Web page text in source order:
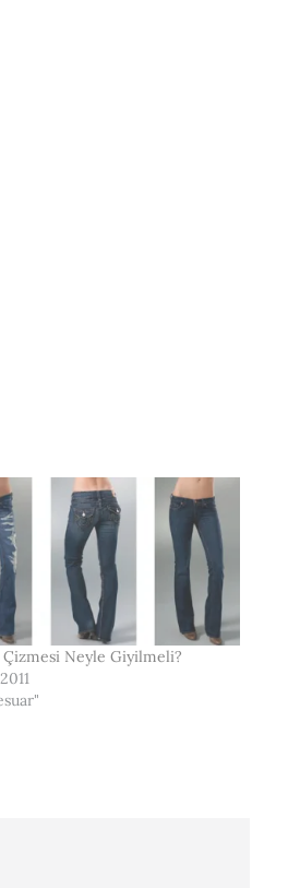
Çizmesi Neyle Giyilmeli?